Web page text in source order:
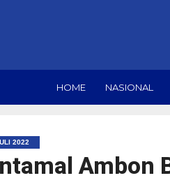
HOME NASIONAL
2022
Ambon